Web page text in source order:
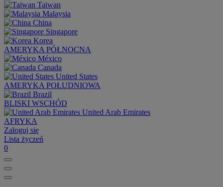
Taiwan
Malaysia
China
Singapore
Korea
AMERYKA PÓŁNOCNA
México
Canada
United States
AMERYKA POŁUDNIOWA
Brazil
BLISKI WSCHÓD
United Arab Emirates
AFRYKA
Zaloguj się
Lista życzeń
0